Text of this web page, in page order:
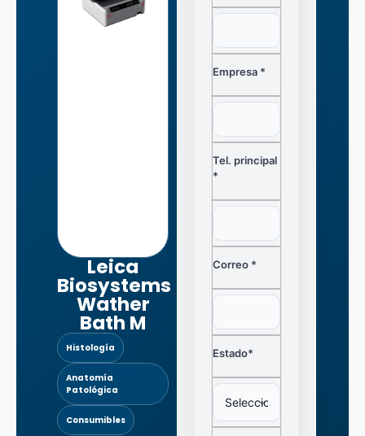
Leica
Biosystems
Wather
Bath M
Histología
Anatomía
Patológica
Consumibles
Empresa *
Tel. principal
*
Correo *
Estado*